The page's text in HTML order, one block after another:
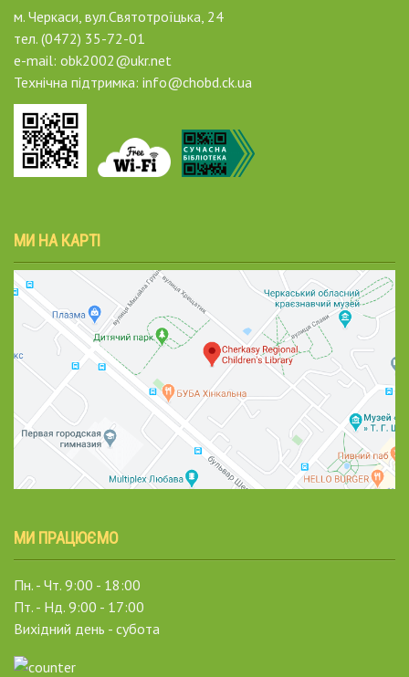
м. Черкаси, вул.Святотроїцька, 24
тел. (0472) 35-72-01
e-mail: obk2002@ukr.net
Технічна підтримка: info@chobd.ck.ua
МИ НА КАРТІ
МИ ПРАЦЮЄМО
Пн. - Чт. 9:00 - 18:00
Пт. - Нд. 9:00 - 17:00
Вихідний день - субота